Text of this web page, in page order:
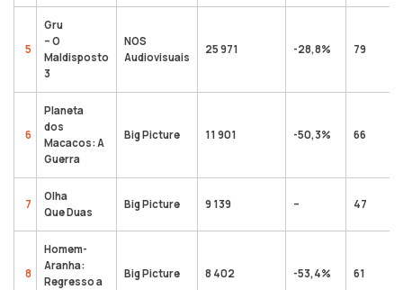
5
Gru
– O
Maldisposto
3
NOS
Audiovisuais
25 971 -28,8% 79
6
Planeta
dos
Macacos: A
Guerra
Big Picture 11 901 -50,3% 66
7
Olha
Que Duas
Big Picture 9 139 – 47
8
Homem-
Aranha:
Regresso a
Big Picture 8 402 -53,4% 61